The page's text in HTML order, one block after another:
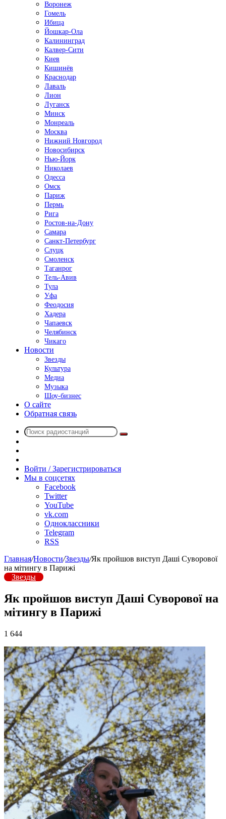
Воронеж
Гомель
Ибица
Йошкар-Ола
Калининград
Калвер-Сити
Киев
Кишинёв
Краснодар
Лаваль
Лион
Луганск
Минск
Монреаль
Москва
Нижний Новгород
Новосибирск
Нью-Йорк
Николаев
Одесса
Омск
Париж
Пермь
Рига
Ростов-на-Дону
Самара
Санкт-Петербург
Слуцк
Смоленск
Таганрог
Тель-Авив
Тула
Уфа
Феодосия
Хадера
Чапаевск
Челябинск
Чикаго
Новости
Звезды
Культура
Медиа
Музыка
Шоу-бизнес
О сайте
Обратная связь
Поиск
радио
Войти / Зарегистрироваться
Мы в соцсетях
Facebook
Twitter
YouTube
vk.com
Одноклассники
Telegram
RSS
Главная/Новости/Звезды/Як пройшов виступ Даші Суворової
на мітингу в Парижі
Звезды
Як пройшов виступ Даші Суворової на
мітингу в Парижі
1 644